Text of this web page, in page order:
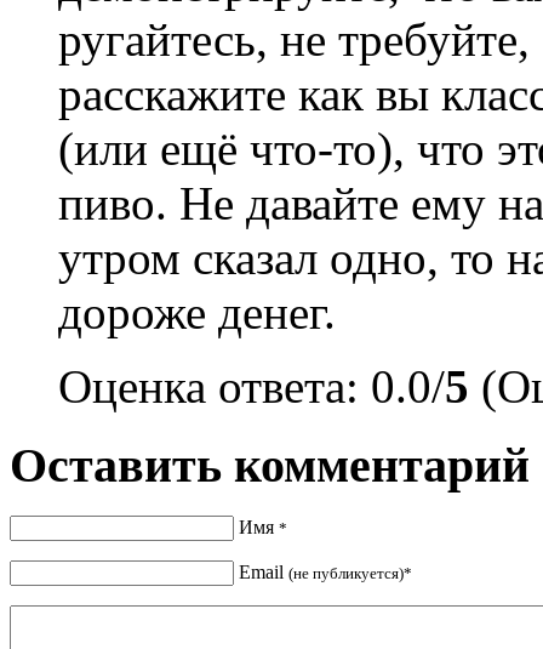
ругайтесь, не
расскажите как вы
(или ещё что-то), что
пиво. Не давайте ему
утром сказал одно, то
дороже денег.
Оценка ответа: 0.0/5
Оставить комментарий
Имя *
Email (не публикуется)*